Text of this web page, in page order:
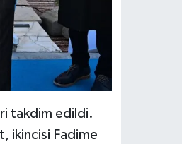
takdim edildi.
ikincisi Fadime